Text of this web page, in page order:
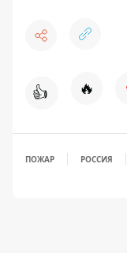
👍 🔥
ПОЖАР РОССИЯ